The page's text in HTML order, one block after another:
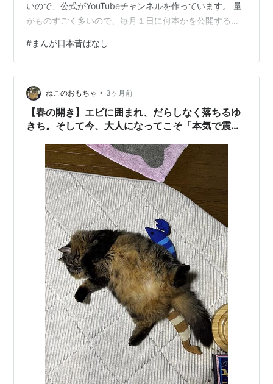
ED (1)
編曲小谷充歌キーパー・メイツ
ED (2)
「
編曲
ED (3)
かあさん(マザー)」作詞川内康範作曲川内康範
編曲 竜崎孝路歌関森れい＆ミンツ
トッピンからげて逃げられて」作詞 玉木宏樹 作
曲 玉木宏樹 編曲 玉木宏樹 歌 常田富士男
*3
にんげんっていいな」作詞山田あかり作曲 小林
亜星 編曲 久石譲 歌中島義実、ヤング・フレッシュ
ほしさがし」作詞 伊藤アキラ 作曲有澤孝紀
有澤孝紀歌相田文三、東京少年少女合唱隊
みんなでたんじょうび」作詞 伊藤アキラ 作曲 小
林亜星 編曲 高田弘 歌中村花子、ヤング・フレッシ
いので、公式がYouTubeチャンネルを作っています。 量
がものすごく多いので、毎月１日に何本かを公開すると
この番組を見ていたのでは？ 大人になって見ると、懐か
しさとともに、奥深い教訓というか、考えさせられる話
が多くあります。 小さい子供さんが家族にいる方は、一
緒に見られてはいかがですか？ ちなみに、手話付きの話
もありますよ。 それでは、今日は、この辺で。また、明
日！
#まんが日本昔ばなし
ねこのおもちゃ • 3ヶ月前
【春の開き】エビに囲まれ、だらしなく落ちるゆ
きち。そして今、大人になってこそ「本気で震え
69】